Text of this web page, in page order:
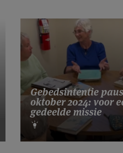
Gebedsintentie paus
oktober 2024: voor
gedeelde missie